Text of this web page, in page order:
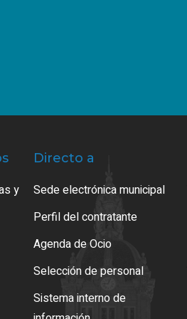
y
Directo a
Sede electrónica municipal
Perfil del contratante
Agenda de Ocio
Selección de personal
Sistema interno de